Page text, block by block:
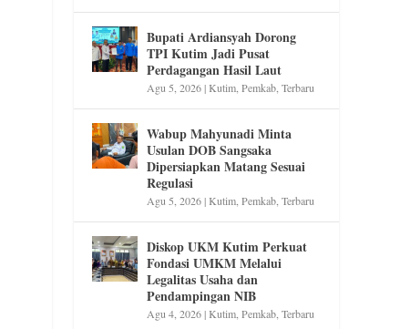
Bupati Ardiansyah Dorong
TPI Kutim Jadi Pusat
Perdagangan Hasil Laut
Agu 5, 2026|Kutim,Pemkab,Terbaru
Wabup Mahyunadi Minta
Usulan DOB Sangsaka
Dipersiapkan Matang Sesuai
Regulasi
Agu 5, 2026|Kutim,Pemkab,Terbaru
Diskop UKM Kutim Perkuat
Fondasi UMKM Melalui
Legalitas Usaha dan
Pendampingan NIB
Agu 4, 2026|Kutim,Pemkab,Terbaru